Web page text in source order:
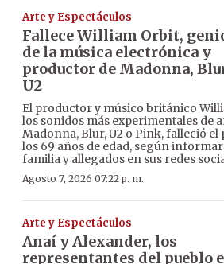
Arte y Espectáculos
Fallece William Orbit,
de la música electrónica y
productor de Madonna,
U2
El productor y músico británico
los sonidos más experimentales de
Madonna, Blur, U2 o Pink, falleció el
los 69 años de edad, según
familia y allegados en sus redes
Agosto 7, 2026 07:22 p. m.
Arte y Espectáculos
Anaí y Alexander, los
representantes del pueblo